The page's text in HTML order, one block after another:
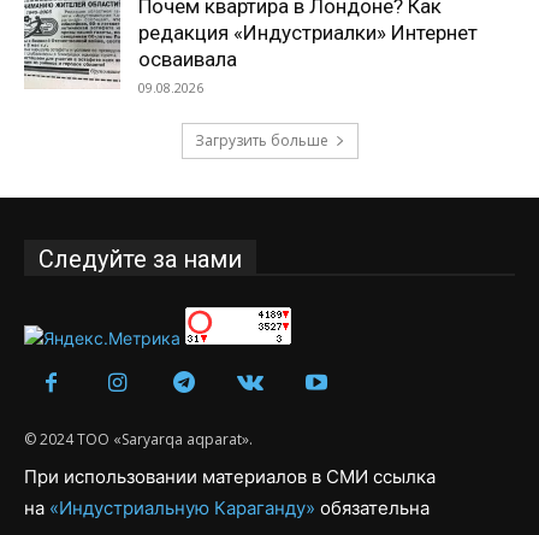
Почем квартира в Лондоне? Как
редакция «Индустриалки» Интернет
осваивала
09.08.2026
Загрузить больше
Следуйте за нами
© 2024 ТОО «Saryarqa aqparat».
При использовании материалов в СМИ ссылка
на «Индустриальную Караганду» обязательна